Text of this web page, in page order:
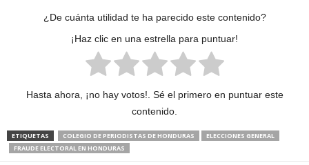
¿De cuánta utilidad te ha parecido este contenido?
¡Haz clic en una estrella para puntuar!
Hasta ahora, ¡no hay votos!. Sé el primero en puntuar este
contenido.
ETIQUETAS COLEGIO DE PERIODISTAS DE HONDURAS
ELECCIONES GENERAL
FRAUDE ELECTORAL EN HONDURAS